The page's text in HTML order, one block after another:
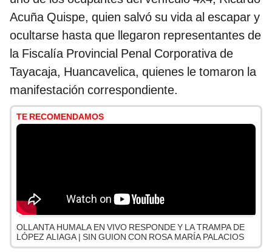
Acuña Quispe, quien salvó su vida al escapar y
ocultarse hasta que llegaron representantes de
la Fiscalía Provincial Penal Corporativa de
Tayacaja, Huancavelica, quienes le tomaron la
manifestación correspondiente.
TE RECOMENDAMOS
OLLANTA HUMALA EN VIVO RESPONDE Y LA TRAMPA DE
LÓPEZ ALIAGA | SIN GUION CON ROSA MARÍA PALACIOS